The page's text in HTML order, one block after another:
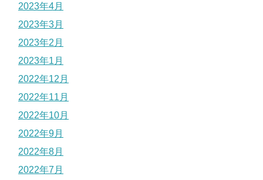
2023年4月
2023年3月
2023年2月
2023年1月
2022年12月
2022年11月
2022年10月
2022年9月
2022年8月
2022年7月